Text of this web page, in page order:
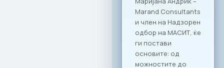
најдинамичната
индустрија, МАСИТ
цврсто стои на
ставот дека
технологијата е
најефикасната